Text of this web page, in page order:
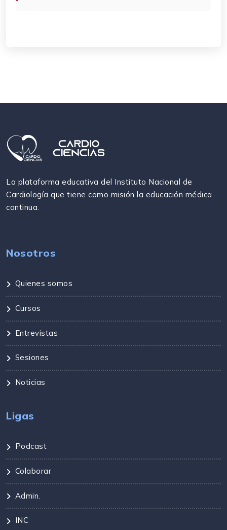
La plataforma educativa del Instituto Nacional de
Cardiología que tiene como misión la educación médica
continua.
Nosotros
Quienes somos
Cursos
Entrevistas
Sesiones
Noticias
Ligas
Podcast
Colaborar
Admin.
INC